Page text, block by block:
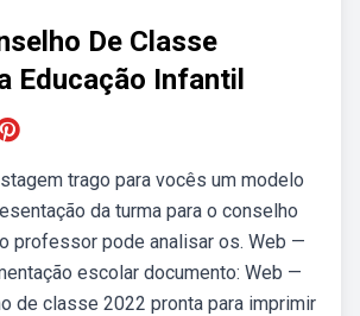
De Classe
Educação Infantil
trago para vocês um modelo
da turma para o conselho
professor pode analisar os. Web —
escolar documento: Web —
de classe 2022 pronta para imprimir